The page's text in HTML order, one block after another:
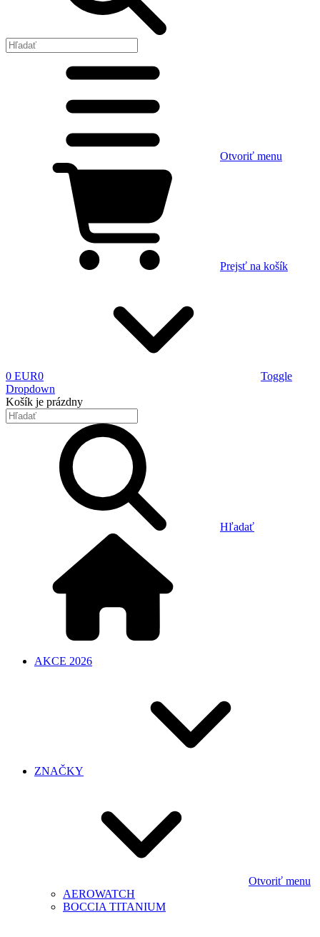
Otvoriť menu
Prejsť na košík
0 EUR0
Toggle
Dropdown
Košík je prázdny
Hľadať
AKCE 2026
ZNAČKY
Otvoriť menu
AEROWATCH
BOCCIA TITANIUM